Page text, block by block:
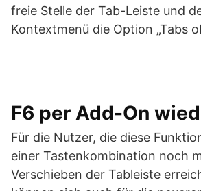
freie Stelle der Tab-Leiste und
Kontextmenü die Option „Tabs
F6 per Add-On
Für die Nutzer, die diese
einer Tastenkombination noch
Verschieben der Tableiste